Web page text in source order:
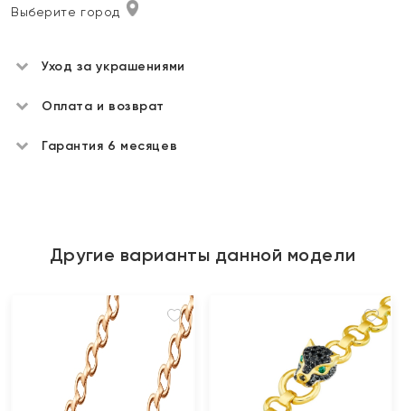
Выберите город
Уход за украшениями
Оплата и возврат
Гарантия 6 месяцев
Другие варианты данной модели